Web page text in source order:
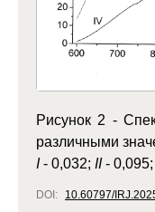
Рисунок 2 -
различными
I- 0,032; II- 0,095;
DOI: 10.60797/